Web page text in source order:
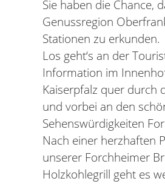
Sie haben die Chance,
Genussregion
Stationen zu erkunden.
Los geht‘s an der
Information im
Kaiserpfalz quer durch
und vorbei an den
Sehenswürdigkeiten
Nach einer herzhaften
unserer Forchheimer
Holzkohlegrill geht es